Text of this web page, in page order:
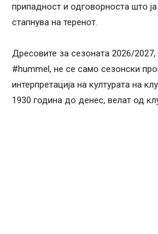
припадност и одговорноста што ја
стапнува на теренот.
Дресовите за сезоната 2026/2027,
#hummel, не се само сезонски
интерпретација на културата на
1930 година до денес, велат од